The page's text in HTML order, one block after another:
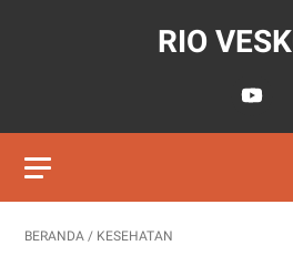
RIO
BERANDA / KESEHATAN